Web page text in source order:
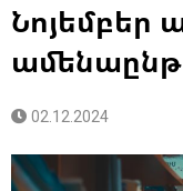
Նոյեմբեր
02.12.2024